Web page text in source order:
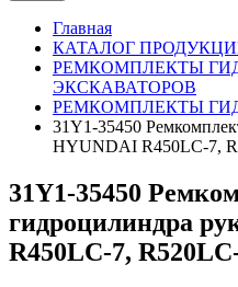
Главная
КАТАЛОГ
РЕМКОМПЛЕКТЫ
ЭКСКАВАТОРОВ
РЕМКОМПЛЕКТЫ
31Y1-35450
HYUNDAI R450LC-7,
31Y1-35450
гидроцилиндра
R450LC-7,